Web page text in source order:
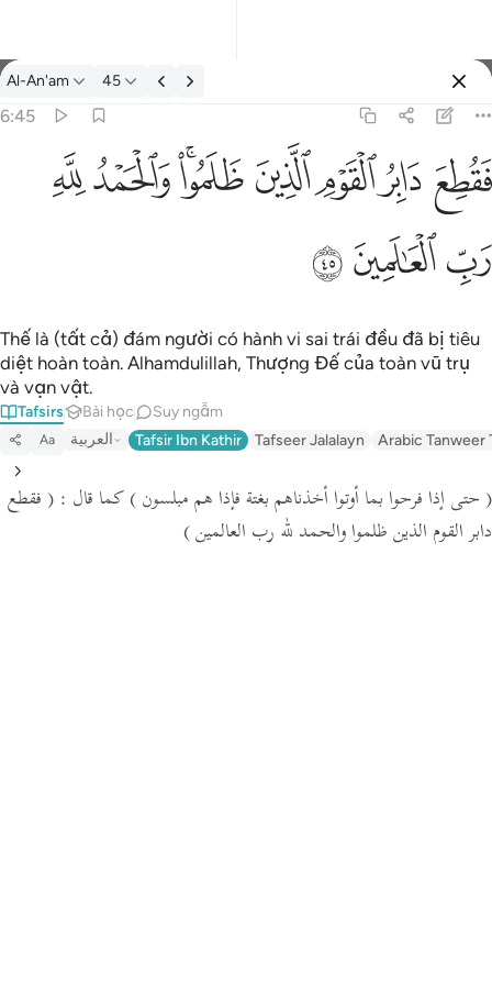
Tafsir: Al-An'am 6:45
Al-An'am 45
6:45
فقطع دابر القوم الذين ظلموا والحمد لله رب العالمين ٤٥
ٱلْقَوْمِ ٱلَّذِينَ ظَلَمُوا۟ ۚ وَٱلْحَمْدُ لِلَّهِ رَبِّ ٱلْعَـٰلَمِينَ ٤٥ﱁ ﱂﱃﱄﱅﱆﱇﱈ
ﱉﱊﱋ
Thế là (tất cả) đám người có hành vi sai trái đều đã bị tiêu
diệt hoàn toàn. Alhamdulillah, Thượng Đế của toàn vũ trụ
và vạn vật.
Tafsirs Bài học Suy ngẫm
Aa العربية Tafsir Ibn Kathir Tafseer Jalalayn Arabic Tanweer
( حتى إذا فرحوا بما أوتوا أخذناهم بغتة فإذا هم مبلسون ) كما قال : ( فقطع
دابر القوم الذين ظلموا والحمد لله رب العالمين )